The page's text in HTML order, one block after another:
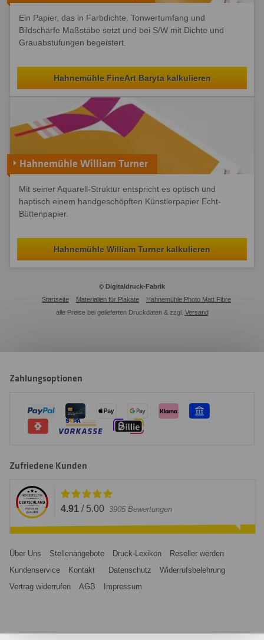
Ein Papier, das in Farbdichte, Tonwertumfang und
Bildschärfe Maßstäbe setzt und bei S/W mit Dichte und
Grauabstufungen begeistert.
Hahnemühle FineArt Baryta kalkulieren
Hahnemühle William Turner
Mit seiner Aquarell-Struktur entspricht es optisch und
haptisch einem handgeschöpften Künstlerpapier Echt-
Büttenpapier.
Hahnemühle William Turner kalkulieren
© Digitaldruck-Fabrik
Startseite
Materialien für Plakate
Hahnemühle Photo Matt Fibre
alle Preise bei gelieferten Druckdaten & zzgl. Versand
Zahlungsoptionen
Zufriedene Kunden
4.91 / 5.00 3905 Bewertungen
Über Uns Stellenangebote Druck-Lexikon
Reseller werden
Kundenservice
Kontakt Datenschutz
Widerrufsbelehrung
Vertrag widerrufen
AGB Impressum